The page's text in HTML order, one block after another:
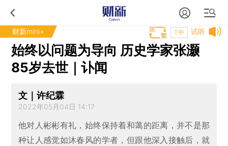
财新mini+ 试听
T中
始终以问题为导向 历史学家张灏
85岁去世｜讣闻
文｜许纪霖
2022年05月04日 14:17
他对人彬彬有礼，始终保持着和蔼的距离，并不是那
种让人感觉如沐春风的学者，但跟他深入接触后，就